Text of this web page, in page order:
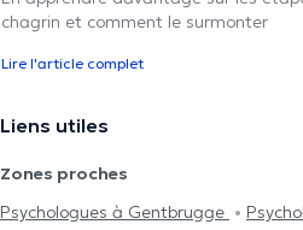
chagrin et comment le surmonter
Lire l'article complet
Liens utiles
Zones proches
Psychologues à Gentbrugge